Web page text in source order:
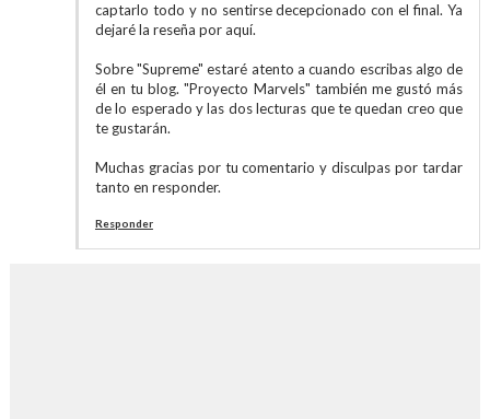
captarlo todo y no sentirse decepcionado con el final. Ya
dejaré la reseña por aquí.
Sobre "Supreme" estaré atento a cuando escribas algo de
él en tu blog. "Proyecto Marvels" también me gustó más
de lo esperado y las dos lecturas que te quedan creo que
te gustarán.
Muchas gracias por tu comentario y disculpas por tardar
tanto en responder.
Responder